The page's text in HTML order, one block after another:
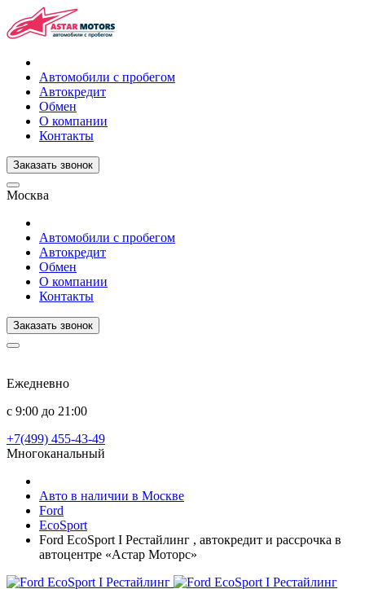
Автомобили с пробегом
Автокредит
Обмен
О компании
Контакты
Заказать звонок
Москва
Автомобили с пробегом
Автокредит
Обмен
О компании
Контакты
Заказать звонок
Ежедневно
с 9:00 до 21:00
+7(499) 455-43-49
Многоканальный
Авто в наличии в Москве
Ford
EcoSport
Ford EcoSport I Рестайлинг , автокредит и рассрочка в
автоцентре «Астар Моторс»